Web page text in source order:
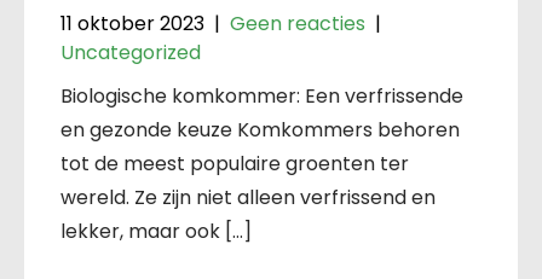
11 oktober 2023 | Geen reacties |
Uncategorized
Biologische komkommer: Een verfrissende
en gezonde keuze Komkommers behoren
tot de meest populaire groenten ter
wereld. Ze zijn niet alleen verfrissend en
lekker, maar ook […]